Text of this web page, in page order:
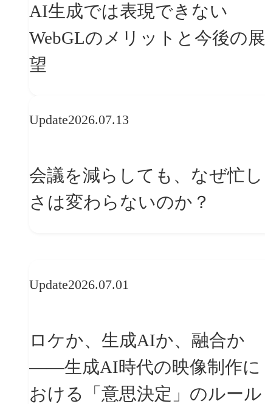
AI生成では表現できない
WebGLのメリットと今後の展
望
Update2026.07.13
会議を減らしても、なぜ忙し
さは変わらないのか？
Update2026.07.01
ロケか、生成AIか、融合か
——生成AI時代の映像制作に
おける「意思決定」のルール